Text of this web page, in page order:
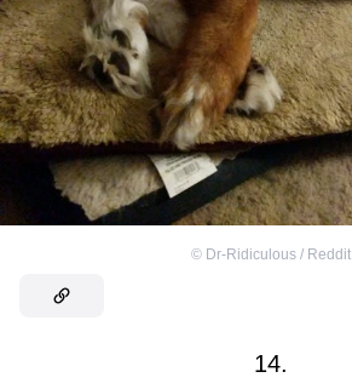
© Dr-Ridiculous / Reddit
14.